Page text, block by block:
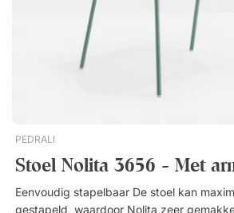
PEDRALI
Stoel Nolita 3656 - Met
Eenvoudig stapelbaar De stoel kan
gestapeld, waardoor Nolita zeer